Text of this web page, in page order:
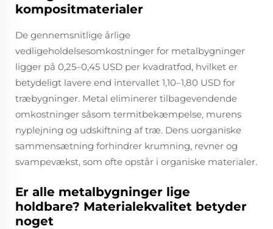
kompositmaterialer
De gennemsnitlige årlige
vedligeholdelsesomkostninger for metalbygninger
ligger på 0,25–0,45 USD per kvadratfod, hvilket er
betydeligt lavere end intervallet 1,10–1,80 USD for
træbygninger. Metal eliminerer tilbagevendende
omkostninger såsom termitbekæmpelse, murens
nyplejning og udskiftning af træ. Dens uorganiske
sammensætning forhindrer krumning, revner og
svampevækst, som ofte opstår i organiske materialer.
Er alle metalbygninger lige
holdbare? Materialekvalitet betyder
noget